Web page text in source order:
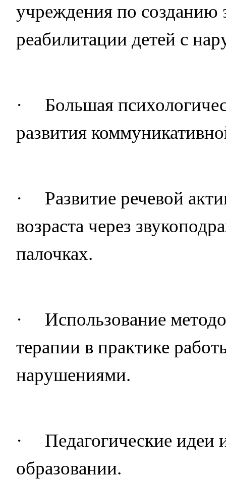
учреждения по созданию
реабилитации детей с
·
Большая
развития
·
Развитие речевой
возраста через
палочках.
·
Использование
терапии в практике
нарушениями.
·
Педагогические
образовании.